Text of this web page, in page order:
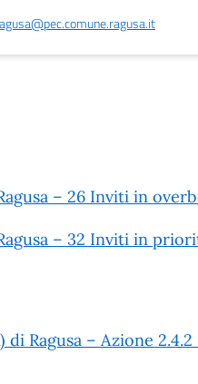
– 26 Inviti in
– 32 Inviti in
di Ragusa – Azione